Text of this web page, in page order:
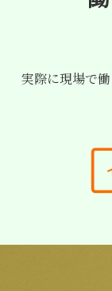
実際に現場で